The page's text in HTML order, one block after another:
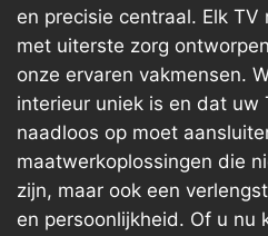
en precisie centraal. Elk
met uiterste zorg
onze ervaren vakmensen.
interieur uniek is en dat uw
naadloos op moet
maatwerkoplossingen die
zijn, maar ook een
en persoonlijkheid. Of u nu